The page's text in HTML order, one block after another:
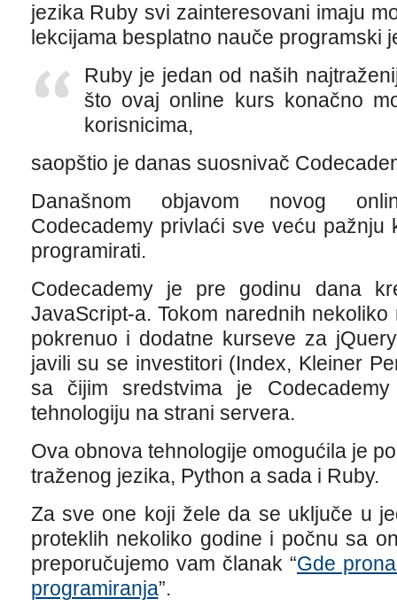
jezika Ruby svi zainteresovani imaju
lekcijama besplatno nauče programski
Ruby je jedan od naših
što ovaj online kurs konačno
korisnicima,
saopštio je danas suosnivač
Današnom objavom novog
Codecademy privlaći sve veću pažnju
programirati.
Codecademy je pre godinu dana
JavaScript-a. Tokom narednih
pokrenuo i dodatne kurseve za
javili su se investitori (Index, Kleiner
sa čijim sredstvima je
tehnologiju na strani servera.
Ova obnova tehnologije omogućila je
traženog jezika, Python a sada i Ruby.
Za sve one koji žele da se uključe u
proteklih nekoliko godine i počnu sa
preporučujemo vam članak “Gde
programiranja”.